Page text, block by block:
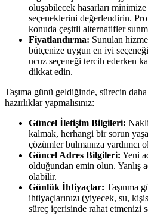
oluşabilecek hasarları
seçeneklerini değerlendirin.
konuda çeşitli alternatifler
Fiyatlandırma: Sunulan
bütçenize uygun en iyi
ucuz seçeneği tercih ederken
dikkat edin.
Taşıma günü geldiğinde, sürecin
hazırlıklar yapmalısınız:
Güncel İletişim Bilgileri:
kalmak, herhangi bir sorun
çözümler bulmanıza yardımcı
Güncel Adres Bilgileri: Yeni
olduğundan emin olun. Yanlış
olabilir.
Günlük İhtiyaçlar: Taşınma
ihtiyaçlarınızı (yiyecek, su,
süreç içerisinde rahat etmenizi